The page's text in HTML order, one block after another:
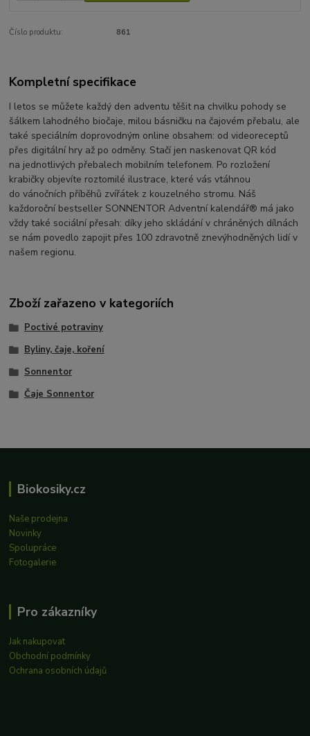
Číslo produktu: 861
Kompletní specifikace
I letos se můžete každý den adventu těšit na chvilku pohody se
šálkem lahodného biočaje, milou básničku na čajovém přebalu, ale
také speciálním doprovodným online obsahem: od videoreceptů
přes digitální hry až po odměny. Stačí jen naskenovat QR kód
na jednotlivých přebalech mobilním telefonem. Po rozložení
krabičky objevíte roztomilé ilustrace, které vás vtáhnou
do vánočních příběhů zvířátek z kouzelného stromu. Náš
každoroční bestseller SONNENTOR Adventní kalendář® má jako
vždy také sociální přesah: díky jeho skládání v chráněných dílnách
se nám povedlo zapojit přes 100 zdravotně znevýhodněných lidí v
našem regionu.
Zboží zařazeno v kategoriích
Poctivé potraviny
Byliny, čaje, koření
Sonnentor
Čaje Sonnentor
Biokosiky.cz
Naše prodejna
Novinky
Spolupráce
Fotogalerie
Pro zákazníky
Jak nakupovat
Obchodní podmínky
Ochrana osobních údajů